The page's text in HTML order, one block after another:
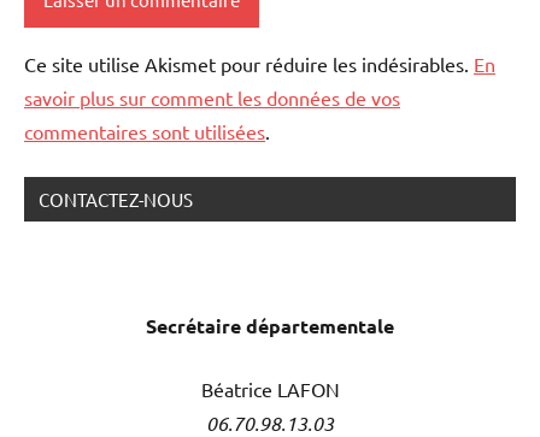
Ce site utilise Akismet pour réduire les indésirables. En
savoir plus sur comment les données de vos
commentaires sont utilisées
CONTACTEZ-NOUS
Secrétairedépartementale
Béatrice LAFON
06.70.98.13.03